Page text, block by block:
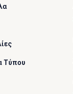
Τύπου